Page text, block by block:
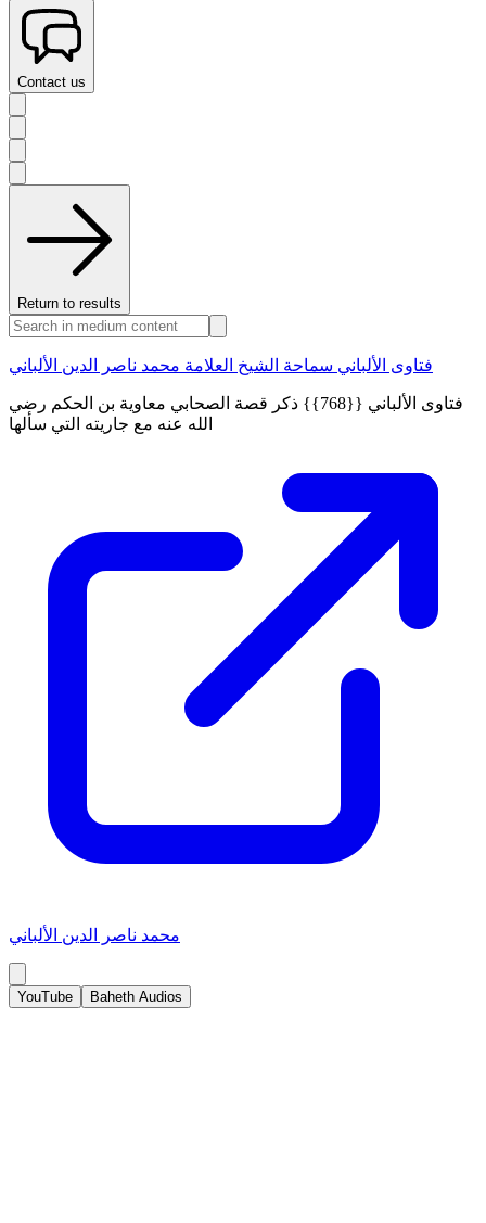
Contact us
Return to results
فتاوى الألباني سماحة الشيخ العلامة محمد ناصر الدين الألباني
فتاوى الألباني {{768}} ذكر قصة الصحابي معاوية بن الحكم رضي
الله عنه مع جاريته التي سألها
محمد ناصر الدين الألباني
YouTube Baheth Audios